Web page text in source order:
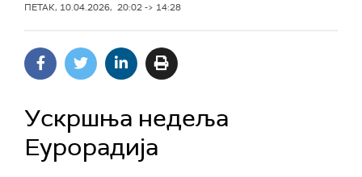
ПЕТАК, 10.04.2026, 20:02 -> 14:28
Ускршња недеља
Еурорадија